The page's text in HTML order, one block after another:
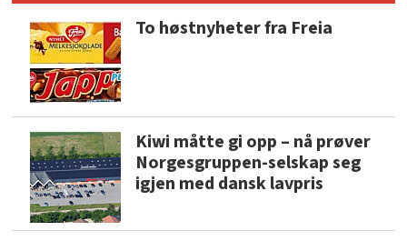
To høstnyheter fra Freia
Kiwi måtte gi opp – nå prøver
Norgesgruppen-selskap seg
igjen med dansk lavpris